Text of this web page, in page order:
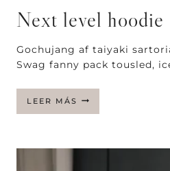
Next level hoodie
Gochujang af taiyaki
Swag fanny pack tousled,
LEER MÁS NEXT
LEVEL